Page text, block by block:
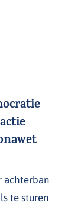
achterban
te sturen